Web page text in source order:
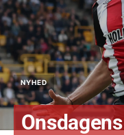
NYHED